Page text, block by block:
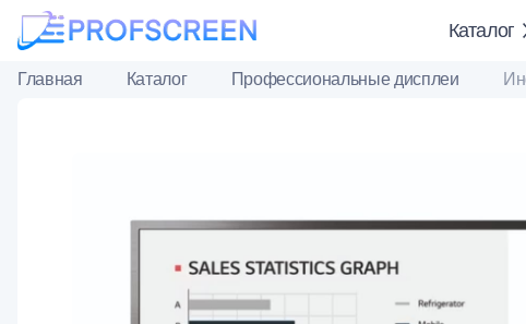
Каталог
Главная Каталог Профессиональные дисплеи